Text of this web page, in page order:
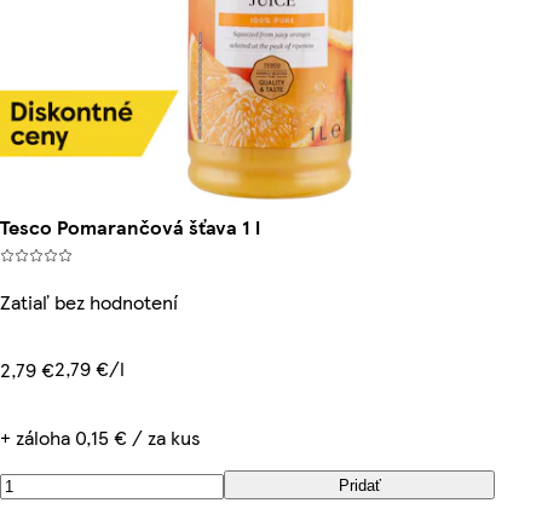
Tesco Pomarančová šťava 1 l
Zatiaľ bez hodnotení
2,79 €2,79 €/l
+ záloha 0,15 € / za kus
Pridať